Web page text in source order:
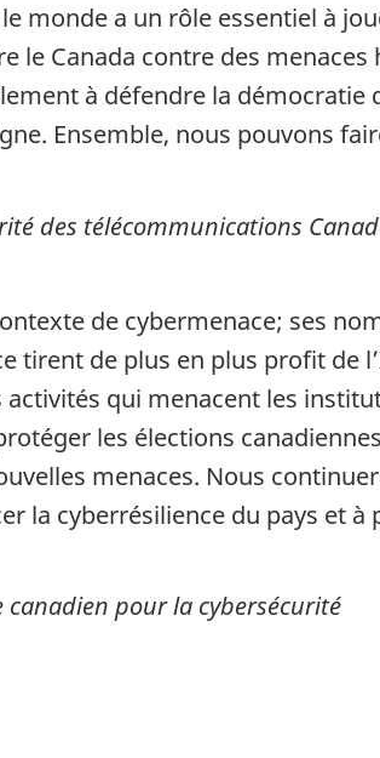
monde a un rôle essentiel à
Canada contre des menaces
à défendre la
Ensemble, nous pouvons
des télécommunications
de cybermenace; ses
tirent de plus en plus profit de
qui menacent les
les élections
menaces. Nous
la cyberrésilience du pays et
pour la cybersécurité